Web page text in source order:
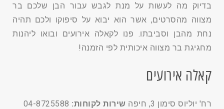
בדיוק מה לעשות על מנת לגבש עבור הבן שלכם בר
מצווה מהסרטים, אשר הוא יבוא על סיפוקו ולכם תהיה
נחת מהבן וסביבתו. פנו לקאלה אירועים ובואו ליהנות
מחגיגת בר מצווה איכותית לפי הזמנה!
קאלה אירועים
רח' יוליוס סימון 3, חיפה שירות לקוחות: